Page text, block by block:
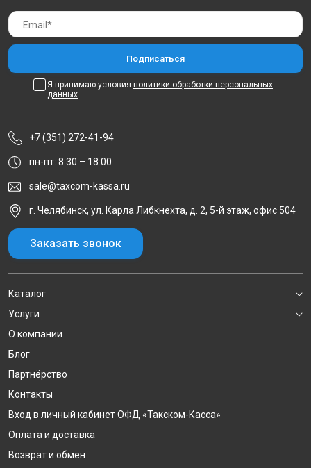
Я принимаю условия политики обработки персональных
данных
+7 (351) 272-41-94
пн-пт: 8:30 – 18:00
sale@taxcom-kassa.ru
г. Челябинск, ул. Карла Либкнехта, д. 2, 5-й этаж, офис 504
Заказать звонок
Каталог
Услуги
О компании
Блог
Партнёрство
Контакты
Вход в личный кабинет ОФД «Такском-Касса»
Оплата и доставка
Возврат и обмен